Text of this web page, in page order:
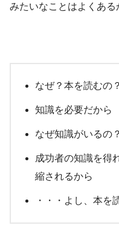
みたいなことはよくある
なぜ？本を読むの
知識を必要だから
なぜ知識がいるの？
成功者の知識を得
縮されるから
・・・よし、本を